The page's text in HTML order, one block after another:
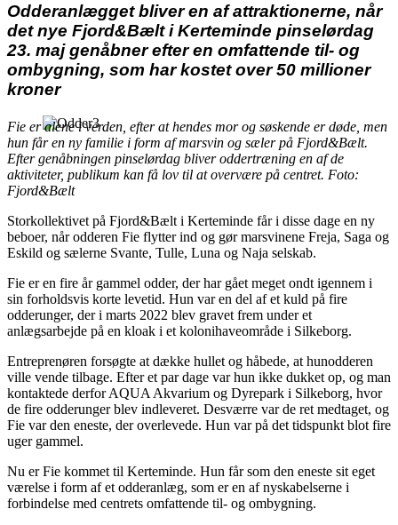
Odderanlægget bliver en af attraktionerne, når
det nye Fjord&Bælt i Kerteminde pinselørdag
23. maj genåbner efter en omfattende til- og
ombygning, som har kostet over 50 millioner
kroner
Fie er alene i verden, efter at hendes mor og søskende er døde, men
hun får en ny familie i form af marsvin og sæler på Fjord&Bælt.
Efter genåbningen pinselørdag bliver oddertræning en af de
aktiviteter, publikum kan få lov til at overvære på centret. Foto:
Fjord&Bælt
Storkollektivet på Fjord&Bælt i Kerteminde får i disse dage en ny
beboer, når odderen Fie flytter ind og gør marsvinene Freja, Saga og
Eskild og sælerne Svante, Tulle, Luna og Naja selskab.
Fie er en fire år gammel odder, der har gået meget ondt igennem i
sin forholdsvis korte levetid. Hun var en del af et kuld på fire
odderunger, der i marts 2022 blev gravet frem under et
anlægsarbejde på en kloak i et kolonihaveområde i Silkeborg.
Entreprenøren forsøgte at dække hullet og håbede, at hunodderen
ville vende tilbage. Efter et par dage var hun ikke dukket op, og man
kontaktede derfor AQUA Akvarium og Dyrepark i Silkeborg, hvor
de fire odderunger blev indleveret. Desværre var de ret medtaget, og
Fie var den eneste, der overlevede. Hun var på det tidspunkt blot fire
uger gammel.
Nu er Fie kommet til Kerteminde. Hun får som den eneste sit eget
værelse i form af et odderanlæg, som er en af nyskabelserne i
forbindelse med centrets omfattende til- og ombygning.